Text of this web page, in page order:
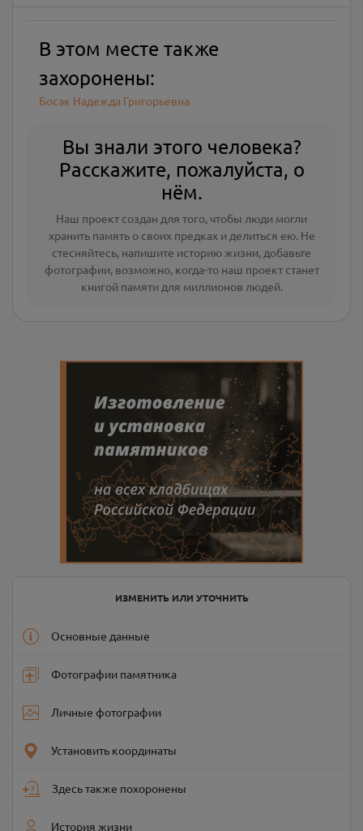
В этом месте также
захоронены:
Босак Надежда Григорьевна
Вы знали этого человека?
Расскажите, пожалуйста, о
нём.
Наш проект создан для того, чтобы люди могли
хранить память о своих предках и делиться ею. Не
стесняйтесь, напишите историю жизни, добавьте
фотографии, возможно, когда-то наш проект станет
книгой памяти для миллионов людей.
ИЗМЕНИТЬ ИЛИ УТОЧНИТЬ
Основные данные
Фотографии памятника
Личные фотографии
Установить координаты
Здесь также похоронены
История жизни